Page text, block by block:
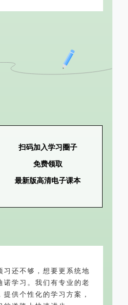
扫码加入学习圈子
免费领取
最新版高清电子课本
习还不够，想要更系统地
诺学习。我们有专业的老
提供个性化的学习方案，